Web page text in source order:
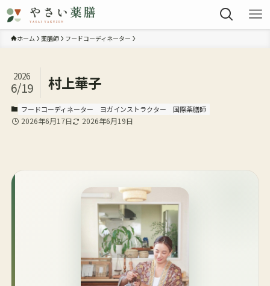
ホーム 薬膳師 フードコーディネーター
村上華子
2026
6/19
フードコーディネーター ヨガインストラクター 国際薬膳師
2026年6月17日 2026年6月19日